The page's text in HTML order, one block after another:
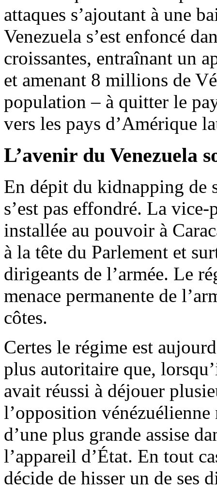
attaques s’ajoutant à une
Venezuela s’est enfoncé
croissantes, entraînant un
et amenant 8 millions de
population – à quitter le
vers les pays d’Amérique
L’avenir du Venezuela
En dépit du kidnapping de
s’est pas effondré. La
installée au pouvoir à
à la tête du Parlement et
dirigeants de l’armée. Le
menace permanente de
côtes.
Certes le régime est
plus autoritaire que,
avait réussi à déjouer
l’opposition
d’une plus grande assise
l’appareil d’État. En tout
décide de hisser un de ses